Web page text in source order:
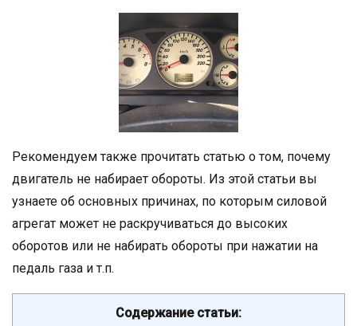
Рекомендуем также прочитать статью о том, почему
двигатель не набирает обороты. Из этой статьи вы
узнаете об основных причинах, по которым силовой
агрегат может не раскручиваться до высоких
оборотов или не набирать обороты при нажатии на
педаль газа и т.п.
Содержание статьи: